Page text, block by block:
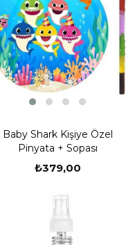
Baby Shark Kişiye Özel
Pinyata + Sopası
₺379,00